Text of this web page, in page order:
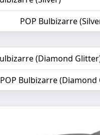
POP Bulbizarre
POP Bulbizarre (Diamond